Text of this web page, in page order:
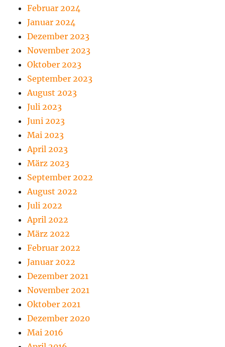
Februar 2024
Januar 2024
Dezember 2023
November 2023
Oktober 2023
September 2023
August 2023
Juli 2023
Juni 2023
Mai 2023
April 2023
März 2023
September 2022
August 2022
Juli 2022
April 2022
März 2022
Februar 2022
Januar 2022
Dezember 2021
November 2021
Oktober 2021
Dezember 2020
Mai 2016